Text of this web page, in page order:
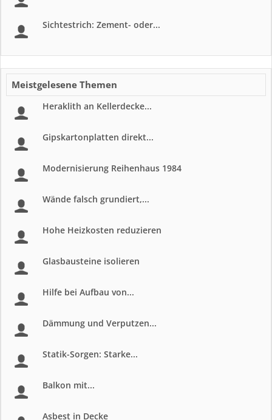
Sichtestrich: Zement- oder...
Meistgelesene Themen
Heraklith an Kellerdecke...
Gipskartonplatten direkt...
Modernisierung Reihenhaus 1984
Wände falsch grundiert,...
Hohe Heizkosten reduzieren
Glasbausteine isolieren
Hilfe bei Aufbau von...
Dämmung und Verputzen...
Statik-Sorgen: Starke...
Balkon mit...
Asbest in Decke